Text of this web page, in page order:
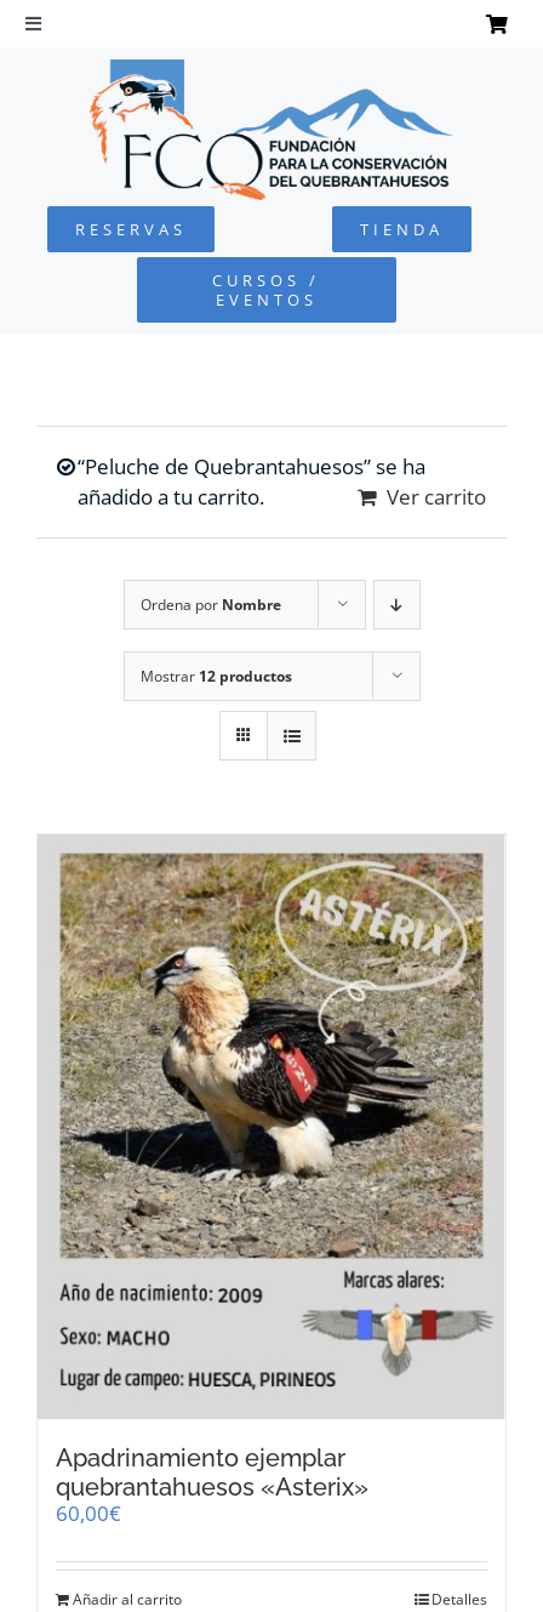
Saltar
Toggle
Navigation
QUEBRANTAHUESOS
FUNDACIÓN
COLABORA
RESERVAS TIENDA
CURSOS /
EVENTOS
“Peluche de Quebrantahuesos” se ha
añadido a tu carrito.
Ver carrito
Ordena por Nombre
Mostrar 12 productos
Apadrinamiento ejemplar
quebrantahuesos «Asterix»
60,00€
Añadir al carrito Detalles